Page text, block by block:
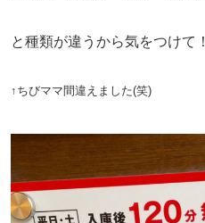
と種類が違うから気をつけて！
↑ちびママ間違えました(笑)